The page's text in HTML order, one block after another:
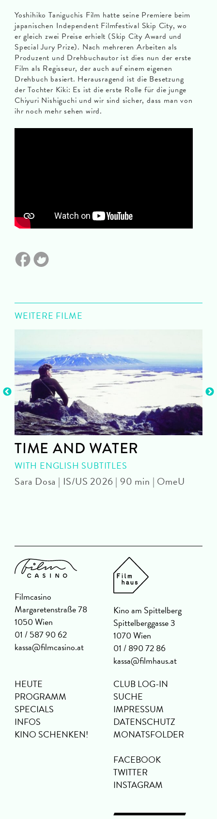
Yoshihiko Taniguchis Film hatte seine Premiere beim
japanischen Independent Filmfestival Skip City, wo
er gleich zwei Preise erhielt (Skip City Award und
Special Jury Prize). Nach mehreren Arbeiten als
Produzent und Drehbuchautor ist dies nun der erste
Film als Regisseur, der auch auf einem eigenen
Drehbuch basiert. Herausragend ist die Besetzung
der Tochter Kiki: Es ist die erste Rolle für die junge
Chiyuri Nishiguchi und wir sind sicher, dass man von
ihr noch mehr sehen wird.
WEITERE FILME
TIME AND WATER
WITH ENGLISH SUBTITLES
Sara Dosa | IS/US 2026 | 90 min | OmeU
Filmcasino
Margaretenstraße 78
1050 Wien
01 / 587 90 62
kassa@filmcasino.at
Kino am Spittelberg
Spittelberggasse 3
1070 Wien
01 / 890 72 86
kassa@filmhaus.at
HEUTE
PROGRAMM
SPECIALS
INFOS
KINO SCHENKEN!
CLUB LOG-IN
SUCHE
IMPRESSUM
DATENSCHUTZ
MONATSFOLDER
FACEBOOK
TWITTER
INSTAGRAM